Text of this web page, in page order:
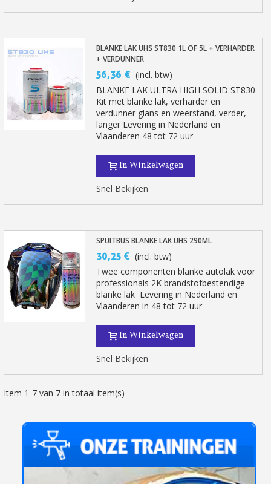
BLANKE LAK UHS ST830 1L OF 5L + VERHARDER
+ VERDUNNER
56,36 € (incl. btw)
BLANKE LAK ULTRA HIGH SOLID ST830
Kit met blanke lak, verharder en
verdunner glans en weerstand, verder,
langer Levering in Nederland en
Vlaanderen 48 tot 72 uur
In Winkelwagen
Snel Bekijken
SPUITBUS BLANKE LAK UHS 290ML
30,25 € (incl. btw)
Twee componenten blanke autolak voor
professionals 2K brandstofbestendige
blanke lak Levering in Nederland en
Vlaanderen in 48 tot 72 uur
In Winkelwagen
Snel Bekijken
Item 1-7 van 7 in totaal item(s)